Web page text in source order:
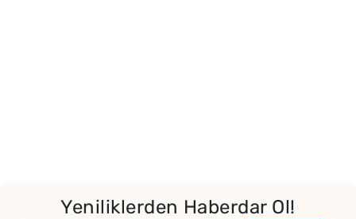
Yeniliklerden Haberdar Ol!